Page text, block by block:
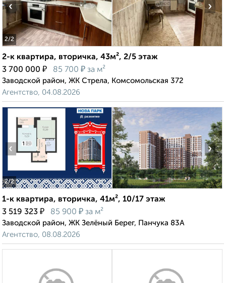
2/2
‹ ›
2-к квартира, вторичка, 43м², 2/5 этаж
3 700 000 ₽ 85 700 ₽ за м²
Заводской район, ЖК Стрела, Комсомольская 372
Агентство, 04.08.2026
2/2
‹ ›
1-к квартира, вторичка, 41м², 10/17 этаж
3 519 323 ₽ 85 900 ₽ за м²
Заводской район, ЖК Зелёный Берег, Панчука 83А
Агентство, 08.08.2026